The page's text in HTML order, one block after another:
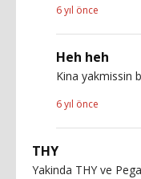
6 yıl önce
Heh heh
Kina yakmissin
6 yıl önce
THY
Yakinda THY ve